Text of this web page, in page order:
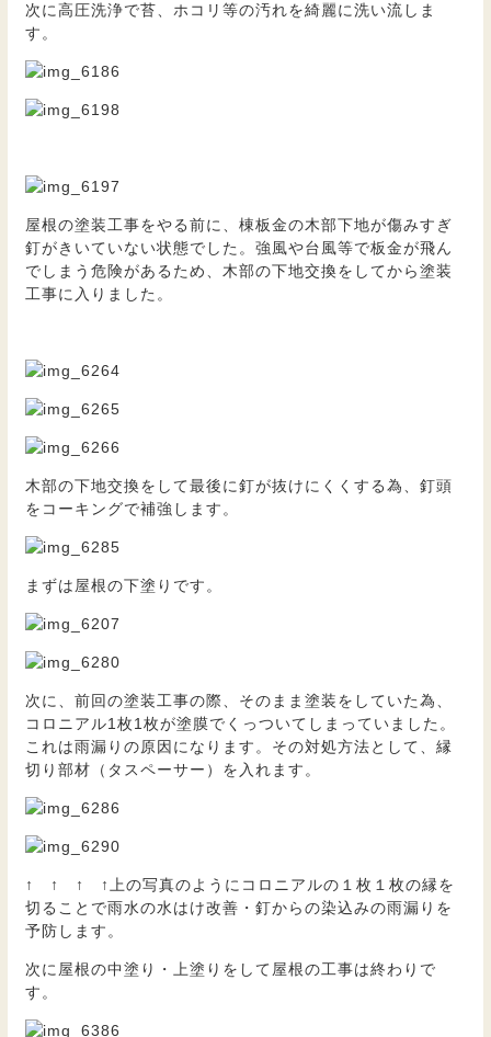
次に高圧洗浄で苔、ホコリ等の汚れを綺麗に洗い流しま
す。
屋根の塗装工事をやる前に、棟板金の木部下地が傷みすぎ
釘がきいていない状態でした。強風や台風等で板金が飛ん
でしまう危険があるため、木部の下地交換をしてから塗装
工事に入りました。
木部の下地交換をして最後に釘が抜けにくくする為、釘頭
をコーキングで補強します。
まずは屋根の下塗りです。
次に、前回の塗装工事の際、そのまま塗装をしていた為、
コロニアル1枚1枚が塗膜でくっついてしまっていました。
これは雨漏りの原因になります。その対処方法として、縁
切り部材（タスペーサー）を入れます。
↑ ↑ ↑ ↑上の写真のようにコロニアルの１枚１枚の縁を
切ることで雨水の水はけ改善・釘からの染込みの雨漏りを
予防します。
次に屋根の中塗り・上塗りをして屋根の工事は終わりで
す。